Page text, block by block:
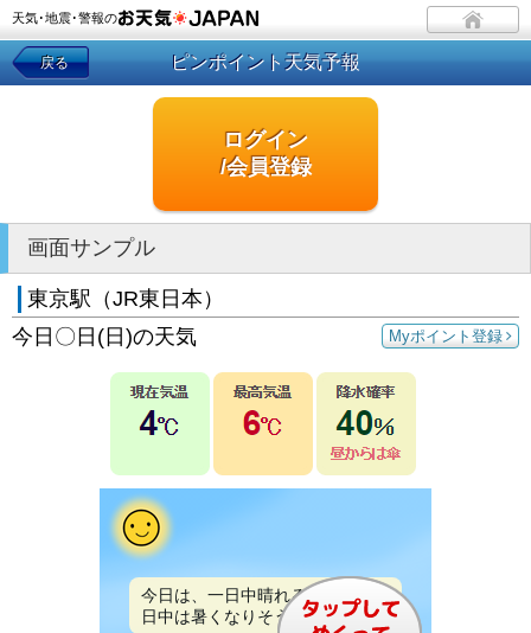
天気･地震･警報の
戻る ピンポイント天気予報
ログイン
/会員登録
画面サンプル
東京駅（JR東日本）
Myポイント登録
今日〇日(日)の天気
今日は、一日中晴れるでしょう。
日中は暑くなりそうです。